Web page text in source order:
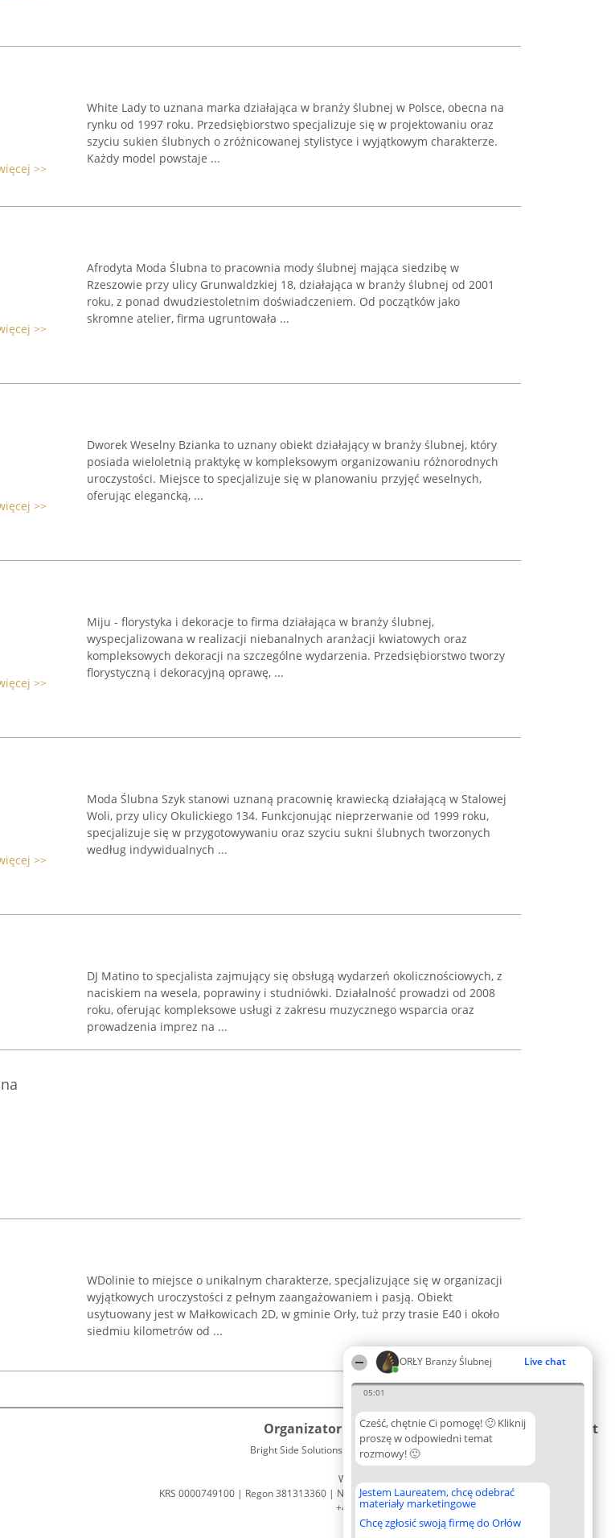
ORŁY Branży Ślubnej Live chat
05:01
Cześć, chętnie Ci pomogę! 🙂 Kliknij
proszę w odpowiedni temat
rozmowy! 🙂
Jestem Laureatem, chcę odebrać
materiały marketingowe
Chcę zgłosić swoją firmę do Orłów
>>
White Lady to uznana marka działająca w branży ślubnej w Polsce, obecna na
rynku od 1997 roku. Przedsiębiorstwo specjalizuje się w projektowaniu oraz
szyciu sukien ślubnych o zróżnicowanej stylistyce i wyjątkowym charakterze.
Każdy model powstaje ...
>>
Afrodyta Moda Ślubna to pracownia mody ślubnej mająca siedzibę w
Rzeszowie przy ulicy Grunwaldzkiej 18, działająca w branży ślubnej od 2001
roku, z ponad dwudziestoletnim doświadczeniem. Od początków jako
skromne atelier, firma ugruntowała ...
>>
Dworek Weselny Bzianka to uznany obiekt działający w branży ślubnej, który
posiada wieloletnią praktykę w kompleksowym organizowaniu różnorodnych
uroczystości. Miejsce to specjalizuje się w planowaniu przyjęć weselnych,
oferując elegancką, ...
>>
Miju - florystyka i dekoracje to firma działająca w branży ślubnej,
wyspecjalizowana w realizacji niebanalnych aranżacji kwiatowych oraz
kompleksowych dekoracji na szczególne wydarzenia. Przedsiębiorstwo tworzy
florystyczną i dekoracyjną oprawę, ...
>>
Moda Ślubna Szyk stanowi uznaną pracownię krawiecką działającą w Stalowej
Woli, przy ulicy Okulickiego 134. Funkcjonując nieprzerwanie od 1999 roku,
specjalizuje się w przygotowywaniu oraz szyciu sukni ślubnych tworzonych
według indywidualnych ...
DJ Matino to specjalista zajmujący się obsługą wydarzeń okolicznościowych, z
naciskiem na wesela, poprawiny i studniówki. Działalność prowadzi od 2008
roku, oferując kompleksowe usługi z zakresu muzycznego wsparcia oraz
prowadzenia imprez na ...
WDolinie to miejsce o unikalnym charakterze, specjalizujące się w organizacji
wyjątkowych uroczystości z pełnym zaangażowaniem i pasją. Obiekt
usytuowany jest w Małkowicach 2D, w gminie Orły, tuż przy trasie E40 i około
siedmiu kilometrów od ...
Organizator plebiscytu
Bright Side Solutions sp. z o. o. sp. k.
ul. Ruska 22
Wrocław 50-079
KRS 0000749100 | Regon 381313360 | NIP 8943132676
+48 508 492 400
Plebiscyt
Lista
Laureatów
Zasady
Regulamin
Kontakt